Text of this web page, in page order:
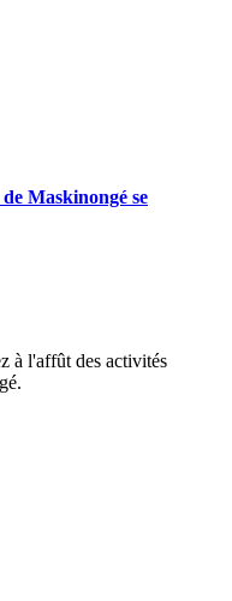
Maskinongé se
à l'affût des activités